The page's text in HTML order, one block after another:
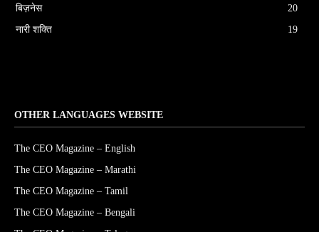
बिज़नेस
20
नारी शक्ति
19
OTHER LANGUAGES WEBSITE
The CEO Magazine – English
The CEO Magazine – Marathi
The CEO Magazine – Tamil
The CEO Magazine – Bengali